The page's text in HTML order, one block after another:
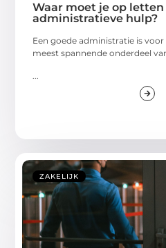
Waar moet je op
administratieve hulp?
Een goede administratie is
meest spannende onderdeel
ZAKELIJK